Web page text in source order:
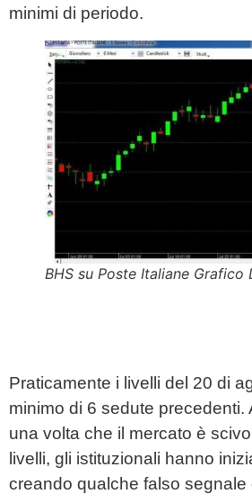
minimi di periodo.
BHS su Poste Italiane Grafico
Praticamente i livelli del 20 di
minimo di 6 sedute precedenti.
una volta che il mercato è
livelli, gli istituzionali hanno
creando qualche falso segnale